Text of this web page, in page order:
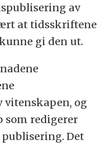
av
at tidsskriftene
gi den ut.
vitenskapen, og
som redigerer
Det